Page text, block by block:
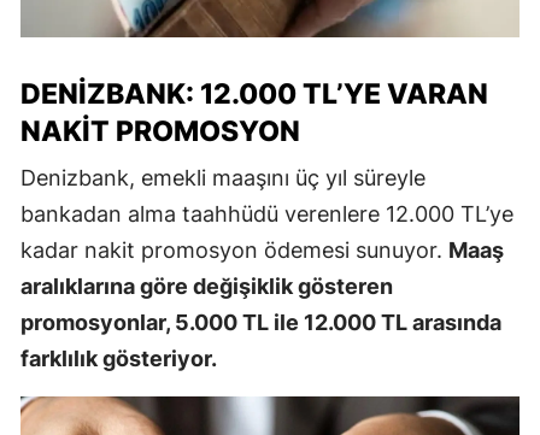
DENIZBANK: 12.000 TL’YE VARAN
NAKIT PROMOSYON
Denizbank, emekli maaşını üç yıl süreyle
bankadan alma taahhüdü verenlere 12.000 TL’ye
kadar nakit promosyon ödemesi sunuyor. Maaş
aralıklarına göre değişiklik gösteren
promosyonlar, 5.000 TL ile 12.000 TL arasında
farklılık gösteriyor.